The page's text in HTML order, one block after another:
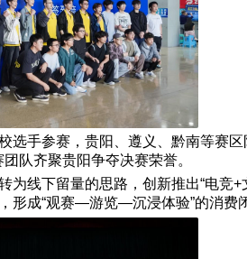
选手参赛，贵阳、遵义、黔南等赛
队齐聚贵阳争夺决赛荣誉。
为线下留量的思路，创新推出“电竞
形成“观赛—游览—沉浸体验”的消费